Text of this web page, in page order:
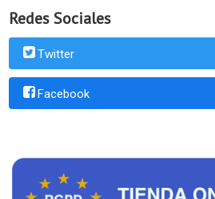
Redes Sociales
Twitter
Facebook